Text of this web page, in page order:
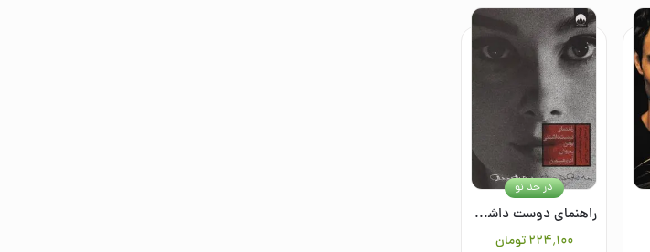
راهنمای دوست داشتنی‌بودن به روش آدری هپبورن
۲۲۴٬۱۰۰ تومان
در حد نو